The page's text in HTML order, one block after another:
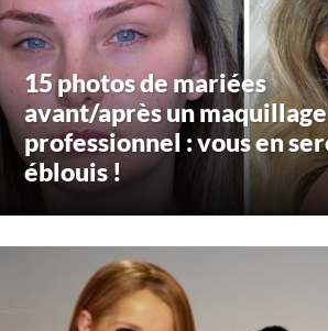
15 photos de mariées
avant/après un maquillage
professionnel : vous en
éblouis !